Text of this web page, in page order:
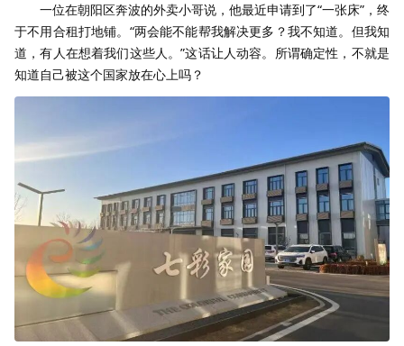
一位在朝阳区奔波的外卖小哥说，他最近申请到了“一张床”，终
于不用合租打地铺。“两会能不能帮我解决更多？我不知道。但我知
道，有人在想着我们这些人。”这话让人动容。所谓确定性，不就是
知道自己被这个国家放在心上吗？